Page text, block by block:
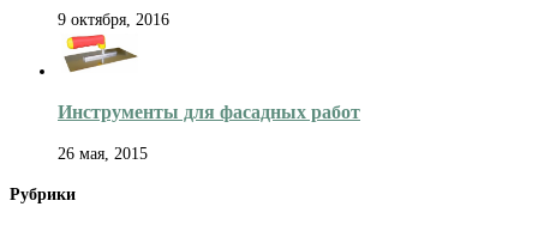
9 октября, 2016
Инструменты для фасадных работ
26 мая, 2015
Рубрики